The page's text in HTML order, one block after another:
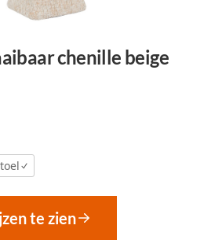
chenille beige
te zien